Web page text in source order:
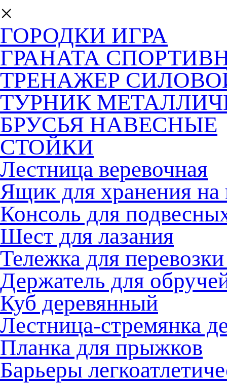
×
ГОРОДКИ ИГРА
ГРАНАТА
ТРЕНАЖЕР
ТУРНИК
БРУСЬЯ НАВЕСНЫЕ
СТОЙКИ
Лестница веревочная
Ящик для хранения на
Консоль для
Шест для лазания
Тележка для
Держатель для
Куб деревянный
Лестница-стремянка
Планка для прыжков
Барьеры